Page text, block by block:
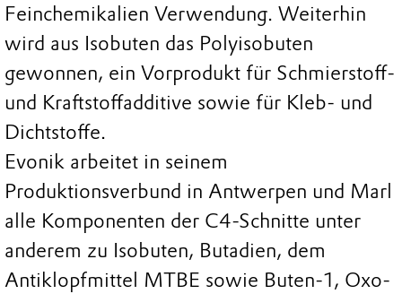
Feinchemikalien Verwendung. Weiterhin
wird aus Isobuten das Polyisobuten
gewonnen, ein Vorprodukt für Schmierstoff-
und Kraftstoffadditive sowie für Kleb- und
Dichtstoffe.
Evonik arbeitet in seinem
Produktionsverbund in Antwerpen und Marl
alle Komponenten der C4-Schnitte unter
anderem zu Isobuten, Butadien, dem
Antiklopfmittel MTBE sowie Buten-1, Oxo-